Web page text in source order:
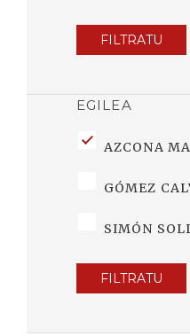
FILTRATU
EGILEA
AZCONA
GÓMEZ
SIMÓN
FILTRATU